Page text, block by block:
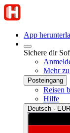
App
Sichere dir
Mehr
Posteingang
Reisen
Hilfe
Deutsch ·